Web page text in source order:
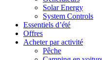
Solar Energy
System Controls
Essentiels d’été
Offres
Acheter par activité
Pêche